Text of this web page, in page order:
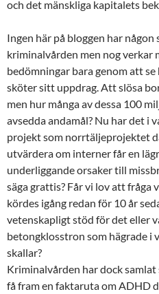
och det mänskliga kapitalets
Ingen här på bloggen har
kriminalvården men nog verkar
bedömningar bara genom att
sköter sitt uppdrag. Att slösa
men hur många av dessa 100
avsedda andamål? Nu har det i
projekt som norrtäljeprojektet
utvärdera om interner får en
underliggande orsaker till
säga grattis? Får vi lov att
kördes igång redan för 10 år
vetenskapligt stöd för det eller
betongklosstron som hägrade i
skallar?
Kriminalvården har dock
få fram en faktaruta om ADHD